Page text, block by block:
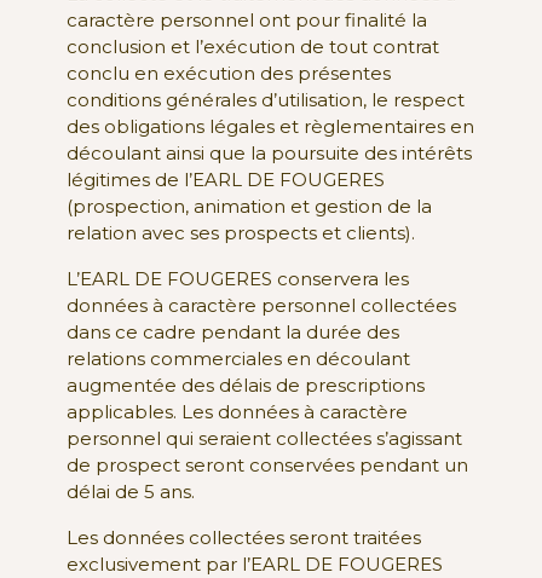
caractère personnel ont pour finalité la
conclusion et l’exécution de tout contrat
conclu en exécution des présentes
conditions générales d’utilisation, le respect
des obligations légales et règlementaires en
découlant ainsi que la poursuite des intérêts
légitimes de l’EARL DE FOUGERES
(prospection, animation et gestion de la
relation avec ses prospects et clients).
L’EARL DE FOUGERES conservera les
données à caractère personnel collectées
dans ce cadre pendant la durée des
relations commerciales en découlant
augmentée des délais de prescriptions
applicables. Les données à caractère
personnel qui seraient collectées s’agissant
de prospect seront conservées pendant un
délai de 5 ans.
Les données collectées seront traitées
exclusivement par l’EARL DE FOUGERES